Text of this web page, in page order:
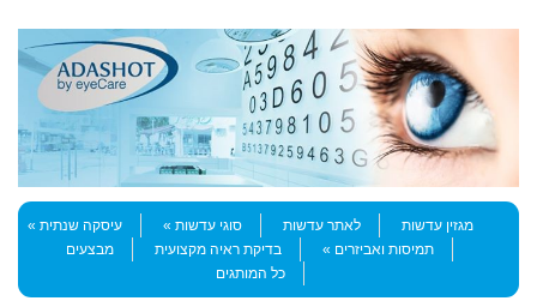
Menu
Skip to content
מגזין עדשות
לאתר עדשות סוגי עדשות
עיסקה שנתית
תמיסות ואביזרים
בדיקת ראיה מקצועית
מבצעים
כל המותגים